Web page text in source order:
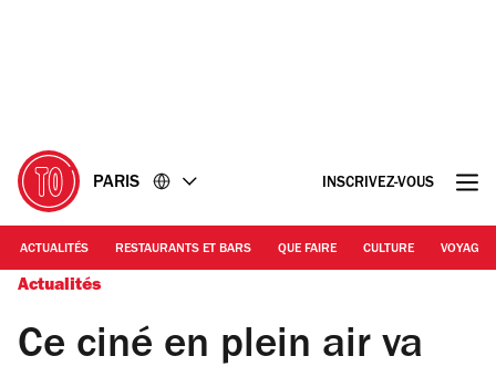
PARIS INSCRIVEZ-VOUS
ACTUALITÉS RESTAURANTS ET BARS QUE FAIRE CULTURE VOYAGE
Actualités
Ce ciné en plein air va